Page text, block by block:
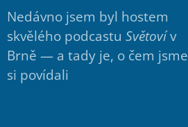
Nedávno jsem byl hostem
skvělého podcastu Světovív
Brně — a tady je, o čem jsme
si povídali